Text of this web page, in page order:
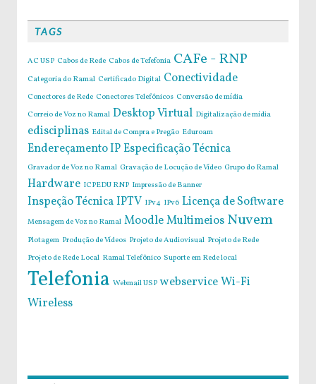
TAGS
AC USP Cabos de Rede Cabos de Tefefonia CAFe - RNP
Categoria do Ramal Certificado Digital Conectividade
Conectores de Rede Conectores Telefônicos Conversão de mídia
Correio de Voz no Ramal Desktop Virtual Digitalização de mídia
edisciplinas Edital de Compra e Pregão Eduroam
Endereçamento IPEspecificação Técnica
Gravador de Voz no Ramal Gravação de Locução de Vídeo Grupo do Ramal
Hardware ICPEDU RNP Impressão de Banner
Inspeção TécnicaIPTV IPv4 IPv6 Licença de Software
Mensagem de Voz no Ramal MoodleMultimeios Nuvem
Plotagem Produção de Vídeos Projeto de Audiovisual Projeto de Rede
Projeto de Rede Local Ramal Telefônico Suporte em Rede local
Telefonia Webmail USP webserviceWi-Fi
Wireless